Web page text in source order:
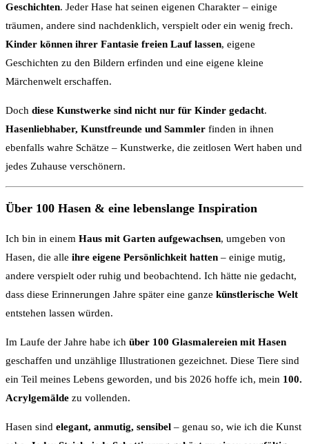
Geschichten. Jeder Hase hat seinen eigenen Charakter – einige
träumen, andere sind nachdenklich, verspielt oder ein wenig frech.
Kinder können ihrer Fantasie freien Lauf lassen, eigene
Geschichten zu den Bildern erfinden und eine eigene kleine
Märchenwelt erschaffen.
Doch diese Kunstwerke sind nicht nur für Kinder gedacht.
Hasenliebhaber, Kunstfreunde und Sammler finden in ihnen
ebenfalls wahre Schätze – Kunstwerke, die zeitlosen Wert haben und
jedes Zuhause verschönern.
Über 100 Hasen & eine lebenslange Inspiration
Ich bin in einem Haus mit Garten aufgewachsen, umgeben von
Hasen, die alle ihre eigene Persönlichkeit hatten – einige mutig,
andere verspielt oder ruhig und beobachtend. Ich hätte nie gedacht,
dass diese Erinnerungen Jahre später eine ganze künstlerische Welt
entstehen lassen würden.
Im Laufe der Jahre habe ich über 100 Glasmalereien mit Hasen
geschaffen und unzählige Illustrationen gezeichnet. Diese Tiere sind
ein Teil meines Lebens geworden, und bis 2026 hoffe ich, mein 100.
Acrylgemälde zu vollenden.
Hasen sind elegant, anmutig, sensibel – genau so, wie ich die Kunst